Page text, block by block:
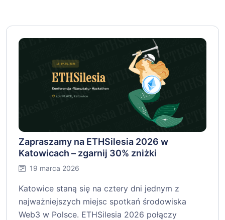
Zapraszamy na ETHSilesia 2026 w
Katowicach – zgarnij 30% zniżki
19 marca 2026
Katowice staną się na cztery dni jednym z
najważniejszych miejsc spotkań środowiska
Web3 w Polsce. ETHSilesia 2026 połączy